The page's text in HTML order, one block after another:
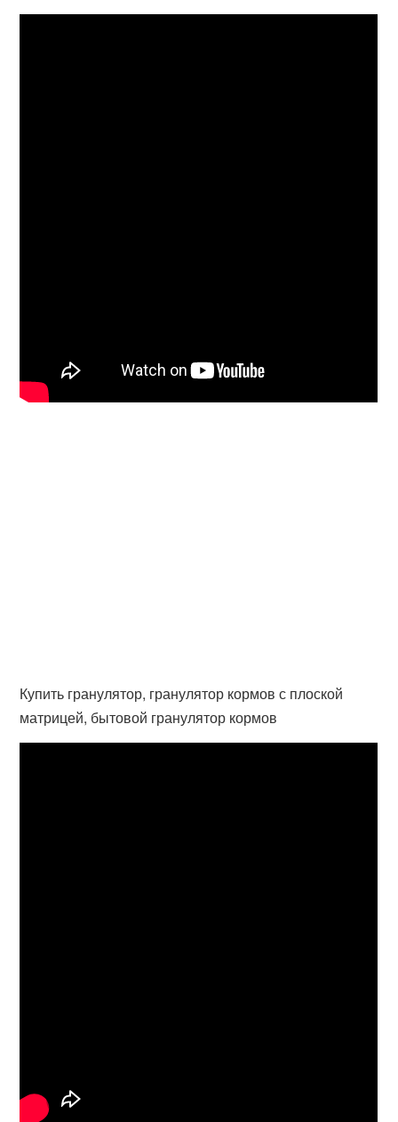
Купить гранулятор, гранулятор кормов с плоской
матрицей, бытовой гранулятор кормов